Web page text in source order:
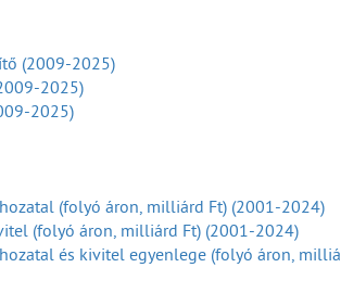
(2009-2025)
2025)
2025)
(folyó áron, milliárd Ft) (2001-2024)
(folyó áron, milliárd Ft) (2001-2024)
és kivitel egyenlege (folyó áron,